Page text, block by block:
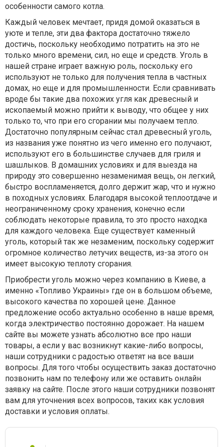
особенности самого котла.
Каждый человек мечтает, придя домой оказаться в
уюте и тепле, эти два фактора достаточно тяжело
достичь, поскольку необходимо потратить на это не
только много времени, сил, но еще и средств. Уголь в
нашей стране играет важную роль, поскольку его
используют не только для получения тепла в частных
домах, но еще и для промышленности. Если сравнивать
вроде бы такие два похожих угля как древесный и
ископаемый можно прийти к выводу, что общее у них
только то, что при его сгорании мы получаем тепло.
Достаточно популярным сейчас стал древесный уголь,
из названия уже понятно из чего именно его получают,
используют его в большинстве случаев для гриля и
шашлыков. В домашних условиях и для выезда на
природу это совершенно незаменимая вещь, он легкий,
быстро воспламеняется, долго держит жар, что и нужно
в походных условиях. Благодаря высокой теплоотдаче и
неограниченному сроку хранения, конечно если
соблюдать некоторые правила, то это просто находка
для каждого человека. Еще существует каменный
уголь, который так же незаменим, поскольку содержит
огромное количество летучих веществ, из-за этого он
имеет высокую теплоту сгорания.
Приобрести уголь можно через компанию в Киеве, а
именно «Топливо Украины» где он в большом объеме,
высокого качества по хорошей цене. Данное
предложение особо актуально особенно в наше время,
когда электричество постоянно дорожает. На нашем
сайте вы можете узнать абсолютно все про наши
товары, а если у вас возникнут какие-либо вопросы,
наши сотрудники с радостью ответят на все ваши
вопросы. Для того чтобы осуществить заказ достаточно
позвонить нам по телефону или же оставить онлайн
заявку на сайте. После этого наши сотрудники позвонят
вам для уточнения всех вопросов, таких как условия
доставки и условия оплаты.